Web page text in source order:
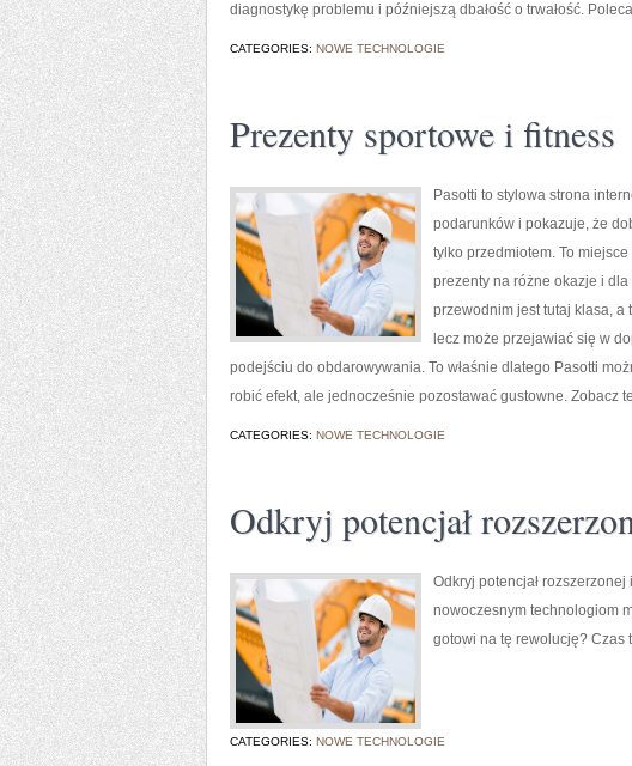
diagnostykę problemu i późniejszą dbałość o trwałość.
CATEGORIES: NOWE TECHNOLOGIE
Prezenty sportowe i fitness
Pasotti to stylowa strona
podarunków i pokazuje, że
tylko przedmiotem. To
prezenty na różne okazje i
przewodnim jest tutaj klasa, a
lecz może przejawiać się w
podejściu do obdarowywania. To właśnie dlatego Pasotti
robić efekt, ale jednocześnie pozostawać gustowne. Zobacz
CATEGORIES: NOWE TECHNOLOGIE
Odkryj potencjał
Odkryj potencjał
nowoczesnym technologiom
gotowi na tę rewolucję? Czas
CATEGORIES: NOWE TECHNOLOGIE